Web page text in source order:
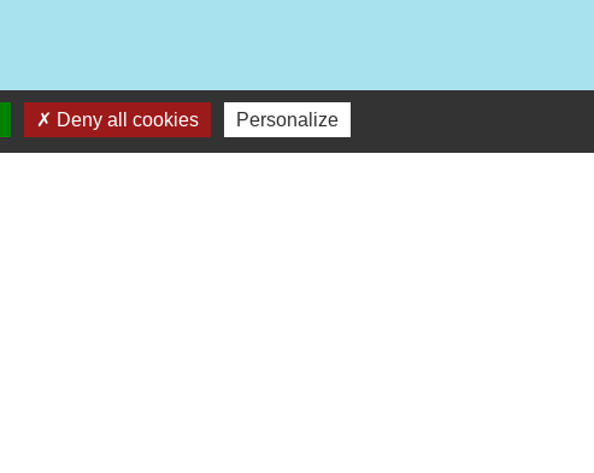
Deny all cookies Personalize